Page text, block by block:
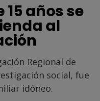
años se
al
Regional de
social, fue
idóneo.